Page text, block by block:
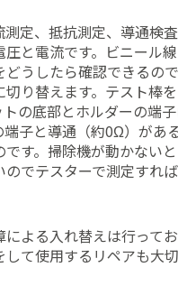
定、抵抗測定、導通検
と電流です。ビニール
うしたら確認できるの
り替えます。テスト棒
の底部とホルダーの端
子と導通（約0Ω）があ
す。掃除機が動かない
でテスターで測定すれ
よる入れ替えは行って
て使用するリペアも大